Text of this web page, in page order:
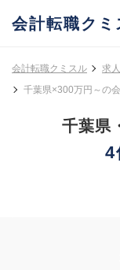
会計転職クミ
会計転職クミスル 求
千葉県×300万円～の
千葉県
4